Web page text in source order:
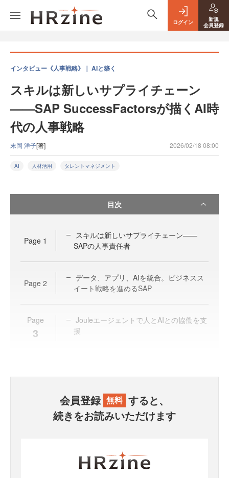
ログイン
新規
会員登録
インタビュー《人事戦略》｜ AIと築く
スキルは新しいサプライチェーン
——SAP SuccessFactorsが描くAI時
代の人事戦略
末岡 洋子[著] 2026/02/18 08:00
AI 人材活用 タレントマネジメント
目次
Page 1
スキルは新しいサプライチェーン——
SAPの人事責任者
Page 2
データ、アプリ、AIを統合。ビジネスス
イート戦略を進めるSAP
Page
3
Jouleエージェントで人とAIとの協働を支
援
会員登録 無料 すると、
続きをお読みいただけます